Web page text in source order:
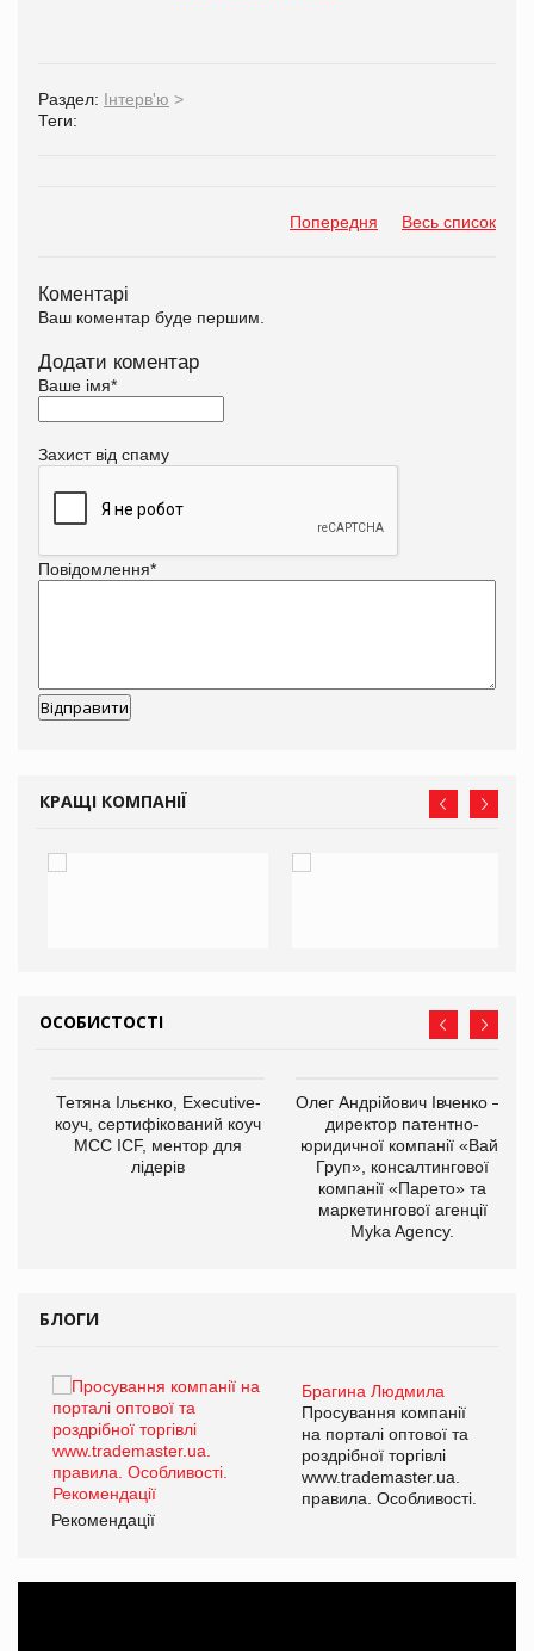
Раздел: Інтерв'ю >
Теги:
Попередня Весь список
Коментарі
Ваш коментар буде першим.
Додати коментар
Ваше імя*
Захист від спаму
Повідомлення*
КРАЩІ КОМПАНІЇ
ОСОБИСТОСТІ
Тетяна Ільєнко, Executive-
коуч, сертифікований коуч
МСС ICF, ментор для
лідерів
Олег Андрійович Івченко —
директор патентно-
юридичної компанії «Вайз
Груп», консалтингової
компанії «Парето» та
маркетингової агенції
Myka Agency.
БЛОГИ
Брагина Людмила
Просування компанії
на порталі оптової та
роздрібної торгівлі
www.trademaster.ua.
правила. Особливості.
Рекомендації